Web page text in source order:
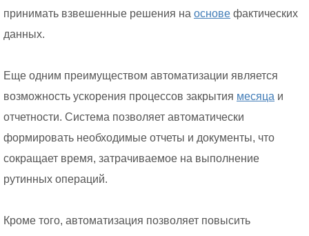
принимать взвешенные решения на основе фактических
данных.
Еще одним преимуществом автоматизации является
возможность ускорения процессов закрытия месяца и
отчетности. Система позволяет автоматически
формировать необходимые отчеты и документы, что
сокращает время, затрачиваемое на выполнение
рутинных операций.
Кроме того, автоматизация позволяет повысить